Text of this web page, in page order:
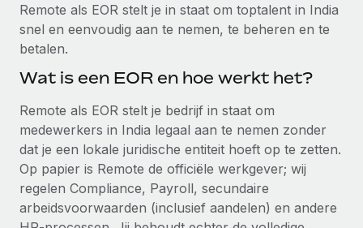
Vraag een expert
Krijg hulp van global HR- en juridische experts
Achtergrondonderzoek
kandidaten
Compliance Watchtower
Blijf compliance-risico's voor
Apparaatbeheer
Lever en track wereldwijd IT-middelen
Binnenkort beschikbaar
Integraties en advies over AI-automatiseringen
Inzicht in salaris en talent
Inzichtencentrum
Support
Alle bronnen bekijken
BLOG
Global Payroll
Remote als EOR stelt je in staat om toptalent in India
snel en eenvoudig aan te nemen, te beheren en te
betalen.
Wat is een EOR en hoe werkt het?
Remote als EOR stelt je bedrijf in staat om
medewerkers in India legaal aan te nemen zonder
dat je een lokale juridische entiteit hoeft op te zetten.
Op papier is Remote de officiële werkgever; wij
regelen Compliance, Payroll, secundaire
arbeidsvoorwaarden (inclusief aandelen) en andere